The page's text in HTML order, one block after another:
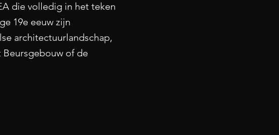
die volledig in het teken
19e eeuw zijn
architectuurlandschap,
of de